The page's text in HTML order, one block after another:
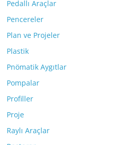
Pedallı Araçlar
Pencereler
Plan ve Projeler
Plastik
Pnömatik Aygıtlar
Pompalar
Profiller
Proje
Raylı Araçlar